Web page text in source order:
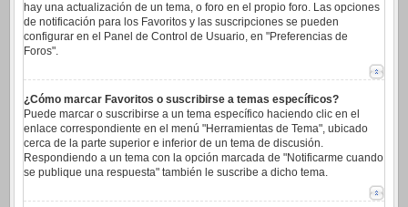
hay una actualización de un tema, o foro en el propio foro. Las opciones
de notificación para los Favoritos y las suscripciones se pueden
configurar en el Panel de Control de Usuario, en "Preferencias de
Foros".
¿Cómo marcar Favoritos o suscribirse a temas específicos?
Puede marcar o suscribirse a un tema específico haciendo clic en el
enlace correspondiente en el menú "Herramientas de Tema", ubicado
cerca de la parte superior e inferior de un tema de discusión.
Respondiendo a un tema con la opción marcada de "Notificarme cuando
se publique una respuesta" también le suscribe a dicho tema.